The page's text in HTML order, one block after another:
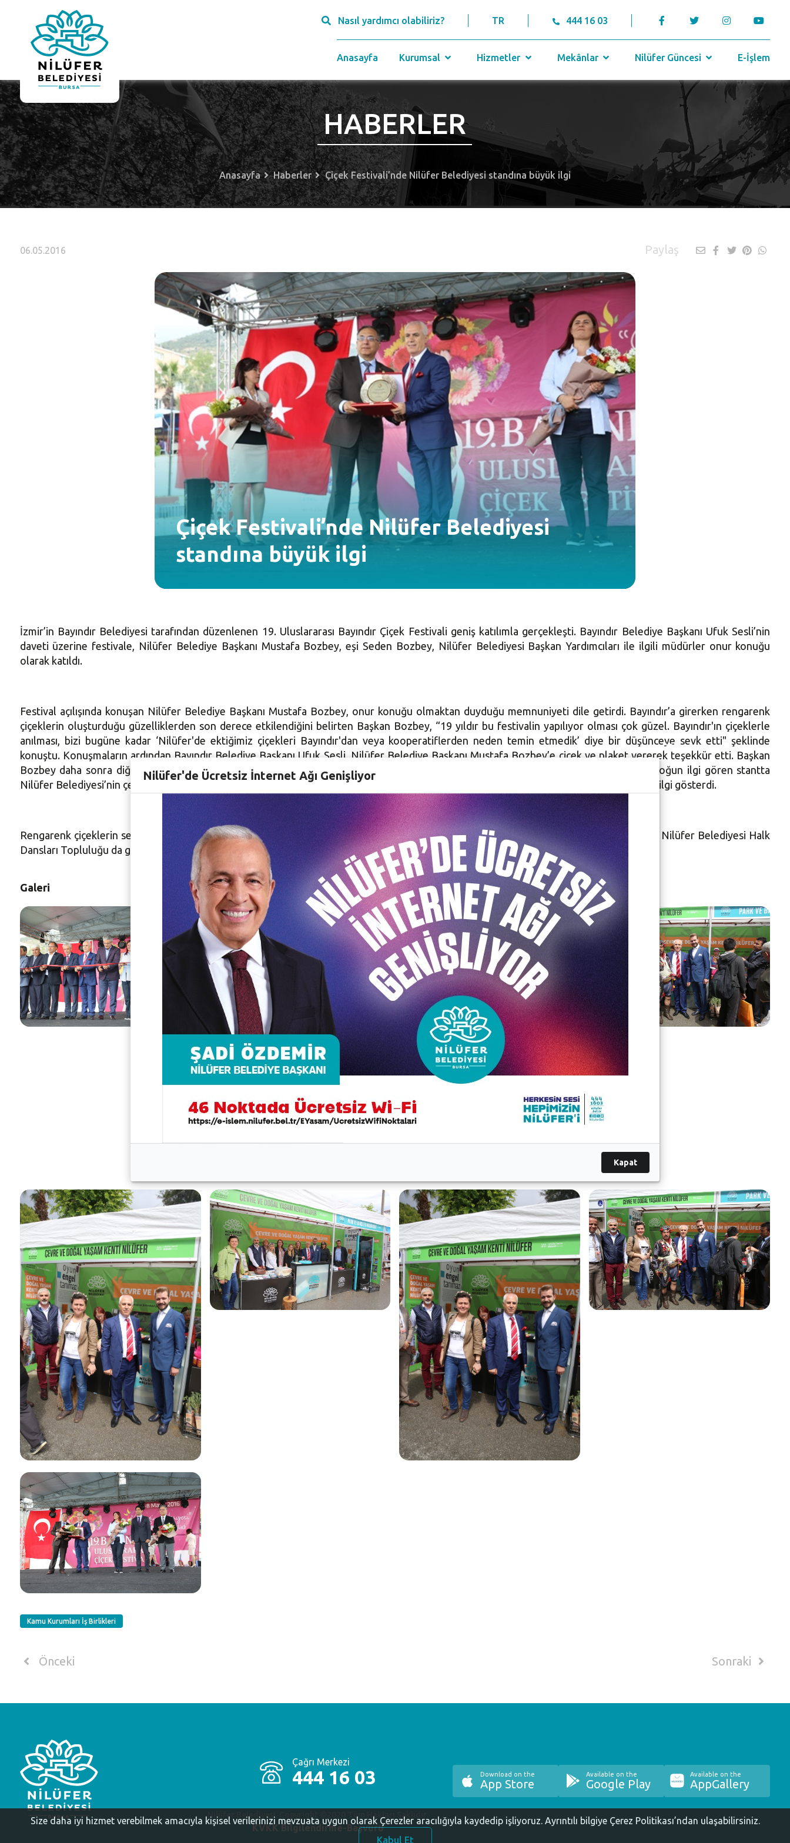
Nasıl yardımcı olabiliriz? TR 444 16 03
Anasayfa Kurumsal Hizmetler Mekânlar Nilüfer Güncesi E-İşlem
HABERLER
Anasayfa Haberler Çiçek Festivali’nde Nilüfer Belediyesi standına büyük ilgi
06.05.2016 Paylaş
Çiçek Festivali’nde Nilüfer Belediyesi
standına büyük ilgi
İzmir’in Bayındır Belediyesi tarafından düzenlenen 19. Uluslararası Bayındır Çiçek Festivali geniş katılımla gerçekleşti. Bayındır Belediye Başkanı Ufuk Sesli’nin
daveti üzerine festivale, Nilüfer Belediye Başkanı Mustafa Bozbey, eşi Seden Bozbey, Nilüfer Belediyesi Başkan Yardımcıları ile ilgili müdürler onur konuğu
olarak katıldı.
Festival açılışında konuşan Nilüfer Belediye Başkanı Mustafa Bozbey, onur konuğu olmaktan duyduğu memnuniyeti dile getirdi. Bayındır’a girerken rengarenk
çiçeklerin oluşturduğu güzelliklerden son derece etkilendiğini belirten Başkan Bozbey, “19 yıldır bu festivalin yapılıyor olması çok güzel. Bayındır'ın çiçeklerle
anılması, bizi bugüne kadar ‘Nilüfer'de ektiğimiz çiçekleri Bayındır'dan veya kooperatiflerden neden temin etmedik’ diye bir düşünceye sevk etti" şeklinde
konuştu. Konuşmaların ardından Bayındır Belediye Başkanı Ufuk Sesli, Nilüfer Belediye Başkanı Mustafa Bozbey’e çiçek ve plaket vererek teşekkür etti. Başkan
Bozbey daha sonra diğer davetlilerle birlikte festivalin açılış kurdelesini kesti. Nilüfer Belediyesi, festival alanında bir de stant açtı. Yoğun ilgi gören stantta
Nilüfer Belediyesi’nin çevre ve insan odaklı projeleri anlatıldı ve katılımcılara çeşitli bitkiler hediye edildi. Festivale katılanlar standa yoğun ilgi gösterdi.
Rengarenk çiçeklerin sergilendiği festivalde, çeşitli yarışmalar da gerçekleştirildi. Ulusal ve uluslararası alanda birçok ödülün sahibi olan Nilüfer Belediyesi Halk
Dansları Topluluğu da gösterileriyle festivale ayrı bir renk kattı.
Galeri
Kamu Kurumları İş Birlikleri
Önceki Sonraki
Çağrı Merkezi
444 16 03
Nilüfer Belediyesi. Copyright ©2020 Tüm Hakları Saklıdır.
KVKK Bilgilendirme-Başvuru
Download on the
App Store
Available on the
Google Play
Available on the
AppGallery
Nilüfer'de Ücretsiz İnternet Ağı Genişliyor
Kapat
Size daha iyi hizmet verebilmek amacıyla kişisel verilerinizi mevzuata uygun olarak Çerezler aracılığıyla kaydedip işliyoruz. Ayrıntılı bilgiye Çerez Politikası’ndan ulaşabilirsiniz.
Kabul Et